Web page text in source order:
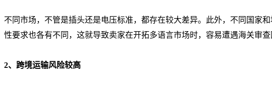
不同市场，不管是插头还是电压标准，都存在较大差异。此外，不同国家
性要求也各有不同，这就导致卖家在开拓多语言市场时，容易遭遇海关审查
2、跨境运输风险较高